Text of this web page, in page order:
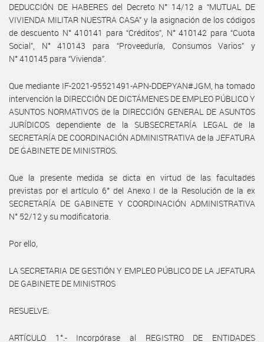
DEDUCCIÓN DE HABERES del Decreto N° 14/12 a “MUTUAL DE
VIVIENDA MILITAR NUESTRA CASA” y la asignación de los códigos
de descuento N° 410141 para “Créditos”, N° 410142 para “Cuota
Social”, N° 410143 para “Proveeduría, Consumos Varios” y
N° 410145 para “Vivienda”.
Que mediante IF-2021-95521491-APN-DDEPYAN#JGM, ha tomado
intervención la DIRECCIÓN DE DICTÁMENES DE EMPLEO PÚBLICO Y
ASUNTOS NORMATIVOS de la DIRECCIÓN GENERAL DE ASUNTOS
JURÍDICOS dependiente de la SUBSECRETARÍA LEGAL de la
SECRETARÍA DE COORDINACIÓN ADMINISTRATIVA de la JEFATURA
DE GABINETE DE MINISTROS.
Que la presente medida se dicta en virtud de las facultades
previstas por el artículo 6° del Anexo I de la Resolución de la ex
SECRETARÍA DE GABINETE Y COORDINACIÓN ADMINISTRATIVA
N° 52/12 y su modificatoria.
Por ello,
LA SECRETARIA DE GESTIÓN Y EMPLEO PÚBLICO DE LA JEFATURA
DE GABINETE DE MINISTROS
RESUELVE:
ARTÍCULO 1°.- Incorpórase al REGISTRO DE ENTIDADES